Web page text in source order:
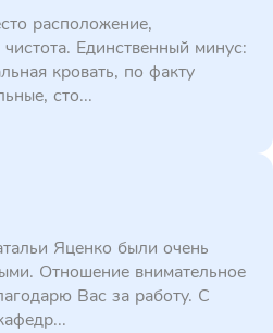
расположение,
Единственный минус:
кровать, по факту
сто...
Яценко были очень
Отношение внимательное
Вас за работу. С